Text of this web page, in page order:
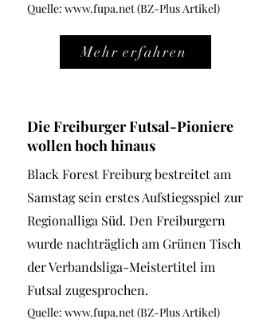
Quelle: www.fupa.net(BZ-Plus Artikel)
Mehr erfahren
Die Freiburger Futsal-Pioniere
wollen hoch hinaus
Black Forest Freiburg bestreitet am
Samstag sein erstes Aufstiegsspiel zur
Regionalliga Süd. Den Freiburgern
wurde nachträglich am Grünen Tisch
der Verbandsliga-Meistertitel im
Futsal zugesprochen.
Quelle: www.fupa.net(BZ-Plus Artikel)